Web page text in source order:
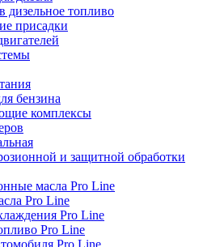
дизельное топливо
присадки
бензина
комплексы
и защитной обработки
масла Pro Line
Pro Line
Pro Line
Pro Line
Pro Line